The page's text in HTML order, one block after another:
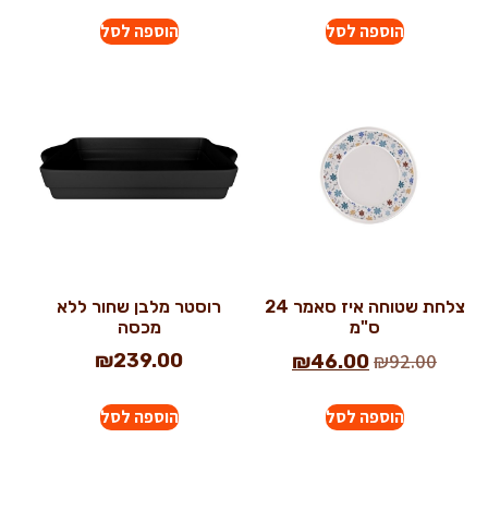
הוספה לסל הוספה לסל
צלחת שטוחה איז סאמר 24
ס"מ
₪92.00
₪46.00
הוספה לסל
רוסטר מלבן שחור ללא
מכסה
₪239.00
הוספה לסל